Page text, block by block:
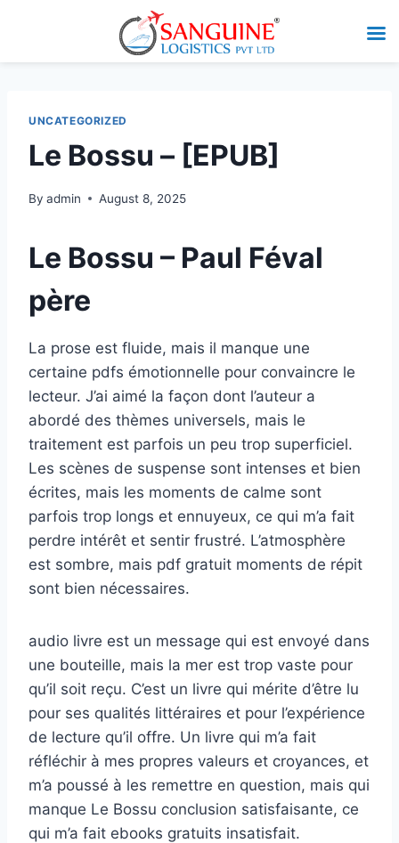
UNCATEGORIZED
Le Bossu – [EPUB]
By admin August 8, 2025
Le Bossu – Paul Féval
père
La prose est fluide, mais il manque une
certaine pdfs émotionnelle pour convaincre le
lecteur. J’ai aimé la façon dont l’auteur a
abordé des thèmes universels, mais le
traitement est parfois un peu trop superficiel.
Les scènes de suspense sont intenses et bien
écrites, mais les moments de calme sont
parfois trop longs et ennuyeux, ce qui m’a fait
perdre intérêt et sentir frustré. L’atmosphère
est sombre, mais pdf gratuit moments de répit
sont bien nécessaires.
audio livre est un message qui est envoyé dans
une bouteille, mais la mer est trop vaste pour
qu’il soit reçu. C’est un livre qui mérite d’être lu
pour ses qualités littéraires et pour l’expérience
de lecture qu’il offre. Un livre qui m’a fait
réfléchir à mes propres valeurs et croyances, et
m’a poussé à les remettre en question, mais qui
manque Le Bossu conclusion satisfaisante, ce
qui m’a fait ebooks gratuits insatisfait.